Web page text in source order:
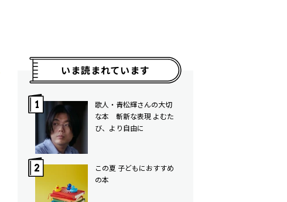
いま読まれています
歌人・青松輝さんの大切
な本 斬新な表現 よむた
び、より自由に
この夏 子どもにおすすめ
の本